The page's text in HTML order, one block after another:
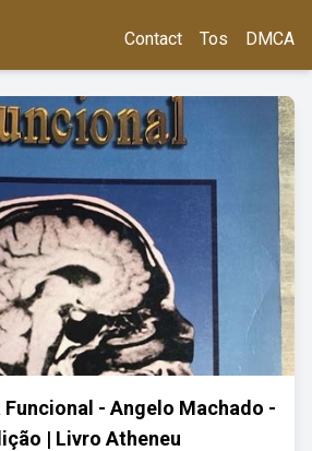
Contact Tos DMCA
- Angelo Machado -
| Livro Atheneu